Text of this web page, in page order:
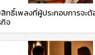
ธิ์เพลงที่ผู้ประกอบการจะต้
จ